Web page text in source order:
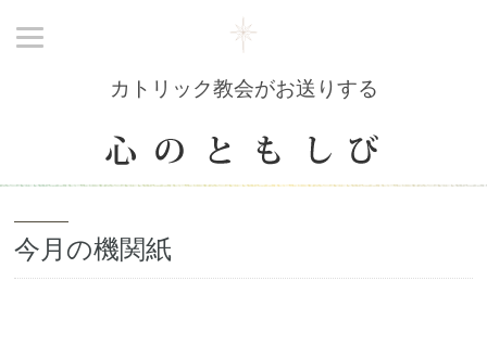
カトリック教会がお送りする
今月の機関紙